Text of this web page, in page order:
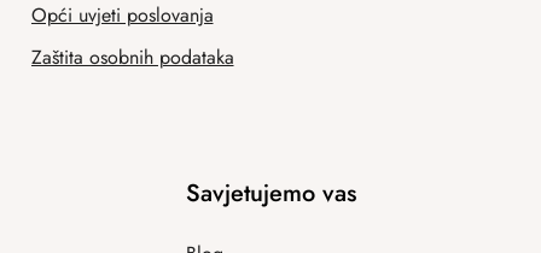
Opći uvjeti poslovanja
Zaštita osobnih podataka
Savjetujemo vas